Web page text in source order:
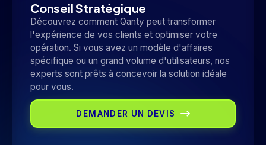
Conseil Stratégique
Découvrez comment Qanty peut transformer
l'expérience de vos clients et optimiser votre
opération. Si vous avez un modèle d'affaires
spécifique ou un grand volume d'utilisateurs, nos
experts sont prêts à concevoir la solution idéale
pour vous.
DEMANDER UN DEVIS